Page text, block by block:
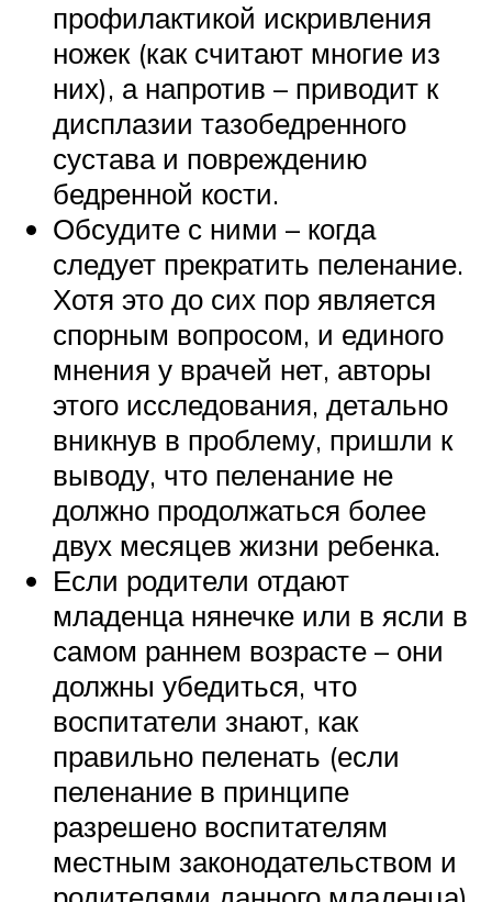
профилактикой искривления
ножек (как считают многие из
них), а напротив – приводит к
дисплазии тазобедренного
сустава и повреждению
бедренной кости.
Обсудите с ними – когда
следует прекратить пеленание.
Хотя это до сих пор является
спорным вопросом, и единого
мнения у врачей нет, авторы
этого исследования, детально
вникнув в проблему, пришли к
выводу, что пеленание не
должно продолжаться более
двух месяцев жизни ребенка.
Если родители отдают
младенца нянечке или в ясли в
самом раннем возрасте – они
должны убедиться, что
воспитатели знают, как
правильно пеленать (если
пеленание в принципе
разрешено воспитателям
местным законодательством и